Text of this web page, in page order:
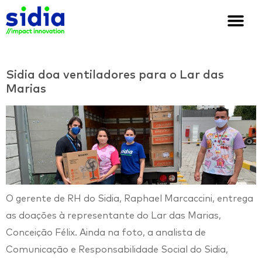
Sidia doa ventiladores para o Lar das
Marias
O gerente de RH do Sidia, Raphael Marcaccini, entrega
as doações à representante do Lar das Marias,
Conceição Félix. Ainda na foto, a analista de
Comunicação e Responsabilidade Social do Sidia,